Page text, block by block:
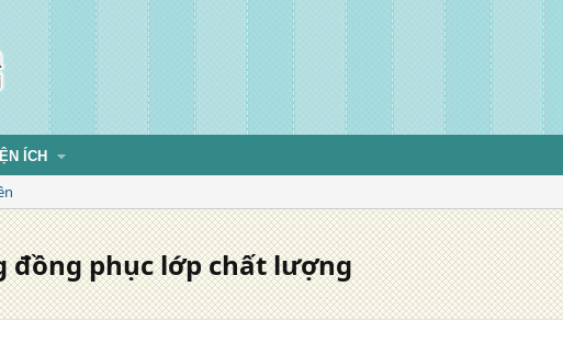
ÍCH
đồng phục lớp chất lượng